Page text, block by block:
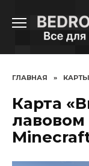
содержанию
ГЛАВНАЯ » КАРТЫ
Карта